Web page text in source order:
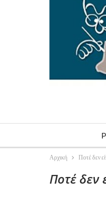
Αρχική Ποτέ δεν
Ποτέ δεν